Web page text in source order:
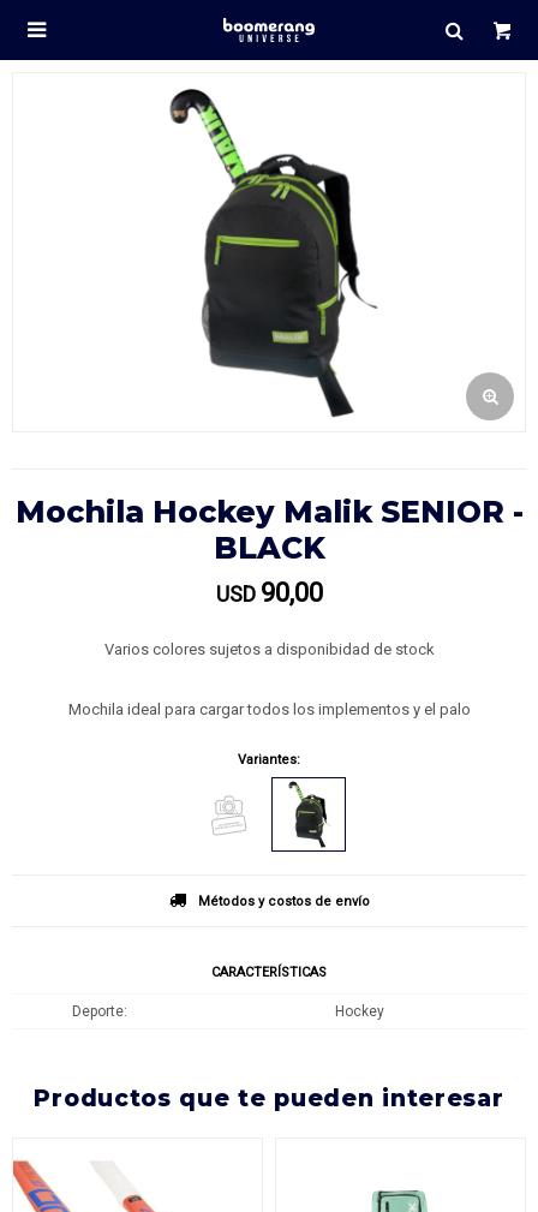

Mochila Hockey Malik SENIOR -
BLACK
USD 90,00
Varios colores sujetos a disponibidad de stock
Mochila ideal para cargar todos los implementos y el palo
Variantes:
Métodos y costos de envío
CARACTERÍSTICAS
Deporte Hockey
productos que te pueden interesar